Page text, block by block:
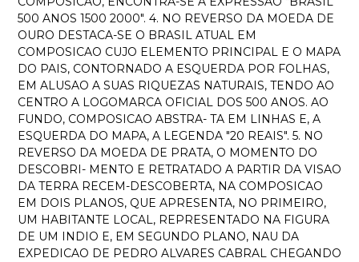
500 ANOS 1500 2000". 4. NO REVERSO DA MOEDA DE
OURO DESTACA-SE O BRASIL ATUAL EM
COMPOSICAO CUJO ELEMENTO PRINCIPAL E O MAPA
DO PAIS, CONTORNADO A ESQUERDA POR FOLHAS,
EM ALUSAO A SUAS RIQUEZAS NATURAIS, TENDO AO
CENTRO A LOGOMARCA OFICIAL DOS 500 ANOS. AO
FUNDO, COMPOSICAO ABSTRA- TA EM LINHAS E, A
ESQUERDA DO MAPA, A LEGENDA "20 REAIS". 5. NO
REVERSO DA MOEDA DE PRATA, O MOMENTO DO
DESCOBRI- MENTO E RETRATADO A PARTIR DA VISAO
DA TERRA RECEM-DESCOBERTA, NA COMPOSICAO
EM DOIS PLANOS, QUE APRESENTA, NO PRIMEIRO,
UM HABITANTE LOCAL, REPRESENTADO NA FIGURA
DE UM INDIO E, EM SEGUNDO PLANO, NAU DA
EXPEDICAO DE PEDRO ALVARES CABRAL CHEGANDO